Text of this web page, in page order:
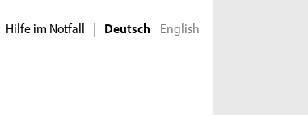
Hilfe im Notfall | Deutsch English